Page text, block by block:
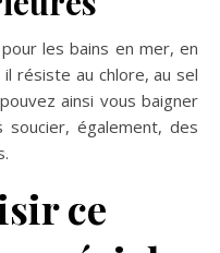
les bains en mer, en
résiste au chlore, au sel
ainsi vous baigner
également, des
ce